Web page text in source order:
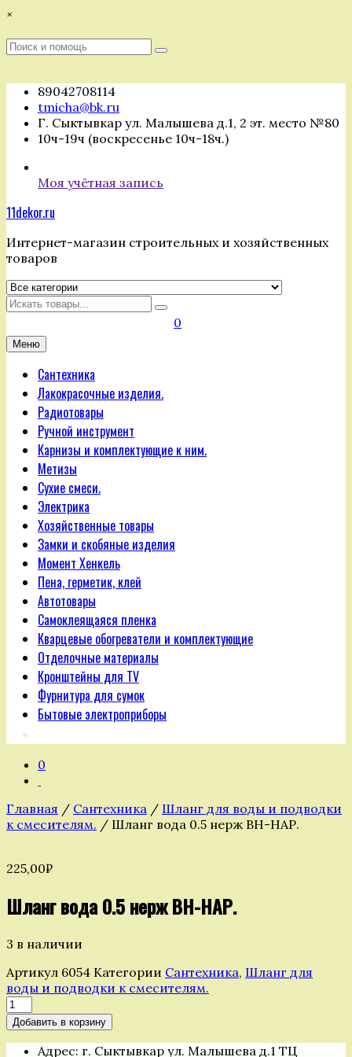
Перейти
содержимому
×
Поиск
Поиск
89042708114
tmicha@bk.ru
Г. Сыктывкар ул. Малышева д.1, 2 эт. место №80
10ч-19ч (воскресенье 10ч-18ч.)
Моя учётная запись
11dekor.ru
Интернет-магазин строительных и хозяйственных
товаров
Искать
0
Меню
Сантехника
Лакокрасочные изделия.
Радиотовары
Ручной инструмент
Карнизы и комплектующие к ним.
Метизы
Сухие смеси.
Электрика
Хозяйственные товары
Замки и скобяные изделия
Момент Хенкель
Пена, герметик, клей
Автотовары
Самоклеящаяся пленка
Кварцевые обогреватели и комплектующие
Отделочные материалы
Кронштейны для TV
Фурнитура для сумок
Бытовые электроприборы
0
Главная / Сантехника / Шланг для воды и подводки
к смесителям. / Шланг вода 0.5 нерж ВН-НАР.
225,00₽
Шланг вода 0.5 нерж ВН-НАР.
3 в наличии
Артикул 6054 Категории Сантехника, Шланг для
воды и подводки к смесителям.
Количество
товара
Шланг
вода
Добавить в корзину
Адрес: г. Сыктывкар ул. Малышева д.1 ТЦ